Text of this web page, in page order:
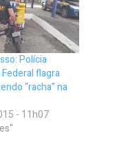
Polícia
flagra
“racha” na
- 11h07